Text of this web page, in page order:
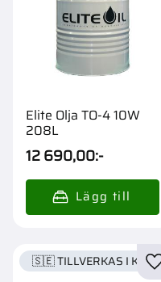
Elite Olja TO-4 10W
208L
12 690,00:-
🇸🇪 TILLVERKAS I